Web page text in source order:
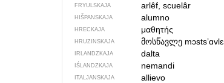
FRYULSKAJA arlêf, scuelâr
HIŠPANSKAJA alumno
HRECKAJA μαθητής
HRUZINSKAJA მოსწავლე mɔstsʼɑvlɛ
IRLANDZKAJA dalta
IŚLANDZKAJA nemandi
ITALJANSKAJA allievo